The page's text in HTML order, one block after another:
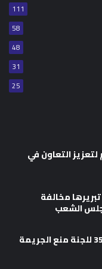
111
58
48
31
25
التعاون في
تبريرها مخالفة
الشعب
وزارة العدل تشارك في أعمال الدورة الـ35 للجنة منع الجريمة